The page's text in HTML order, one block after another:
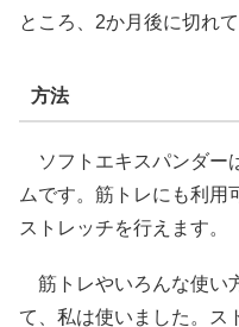
ところ、2か月後に切れ
方法
ソフトエキスパンダー
ムです。筋トレにも利用
ストレッチを行えます。
筋トレやいろんな使い
て、私は使いました。ス